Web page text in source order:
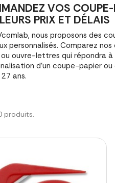
VOS COUPE-
PRIX ET DÉLAIS
nous proposons des
personnalisés. Comparez
ouvre-lettres qui répondra
d'un coupe-papier
ans.
produits.